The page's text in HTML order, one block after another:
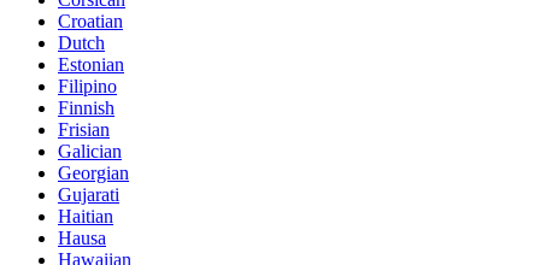
Croatian
Dutch
Estonian
Filipino
Finnish
Frisian
Galician
Georgian
Gujarati
Haitian
Hausa
Hawaiian